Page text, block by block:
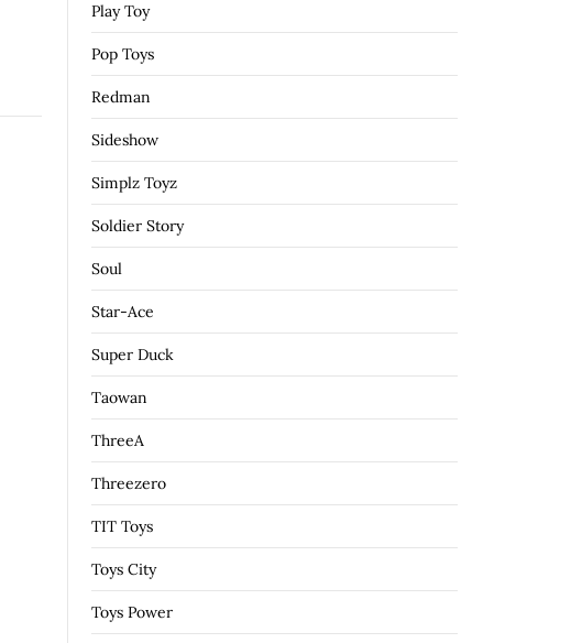
Play Toy
Pop Toys
Redman
Sideshow
Simplz Toyz
Soldier Story
Soul
Star-Ace
Super Duck
Taowan
ThreeA
Threezero
TIT Toys
Toys City
Toys Power